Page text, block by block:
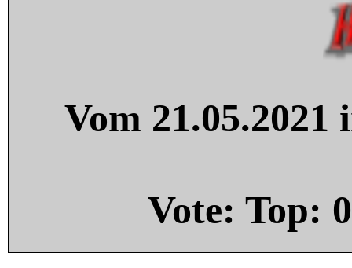
Vom
Vote: Top: 0